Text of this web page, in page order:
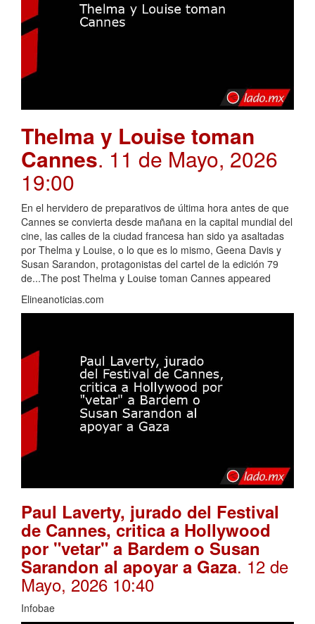
Thelma y Louise toman
Cannes. 11 de Mayo, 2026
19:00
En el hervidero de preparativos de última hora antes de que
Cannes se convierta desde mañana en la capital mundial del
cine, las calles de la ciudad francesa han sido ya asaltadas
por Thelma y Louise, o lo que es lo mismo, Geena Davis y
Susan Sarandon, protagonistas del cartel de la edición 79
de...The post Thelma y Louise toman Cannes appeared
Elineanoticias.com
Paul Laverty, jurado del Festival
de Cannes, critica a Hollywood
por "vetar" a Bardem o Susan
Sarandon al apoyar a Gaza. 12 de
Mayo, 2026 10:40
Infobae